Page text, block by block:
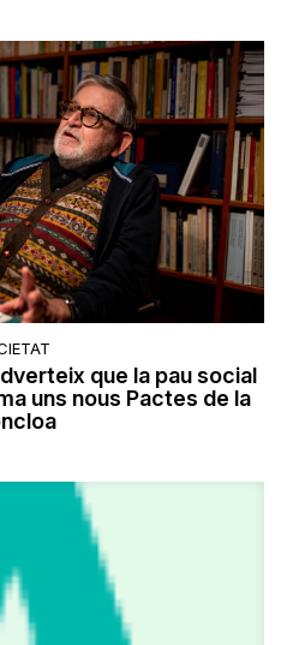
que la pau social
uns nous Pactes de la